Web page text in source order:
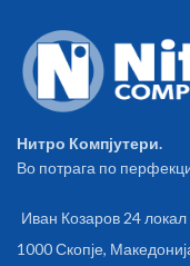
Нитро Компјутери.
Во потрага по
Иван Козаров 24
1000 Скопје,